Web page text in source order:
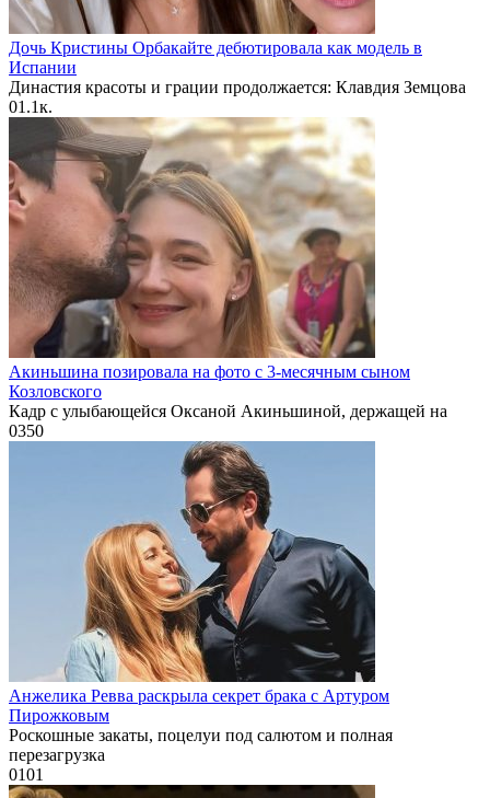
Дочь Кристины Орбакайте дебютировала как модель в
Испании
Династия красоты и грации продолжается: Клавдия Земцова
01.1к.
Акиньшина позировала на фото с 3-месячным сыном
Козловского
Кадр с улыбающейся Оксаной Акиньшиной, держащей на
0350
Анжелика Ревва раскрыла секрет брака с Артуром
Пирожковым
Роскошные закаты, поцелуи под салютом и полная
перезагрузка
0101